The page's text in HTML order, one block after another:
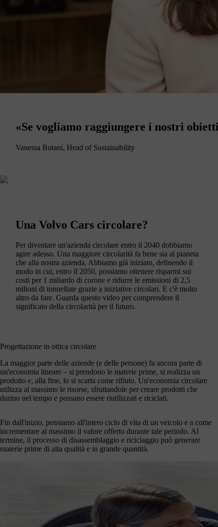
«Se vogliamo raggiungere i nostri
Vanessa Butani, Head of Sustainability
Una Volvo Cars circolare?
Per diventare un'azienda circolare entro il 2040 dobbiamo
agire adesso. Una maggiore circolarità fa bene sia al pianeta
che alla nostra azienda. Abbiamo già iniziato, definendo il
modo in cui, entro il 2050, possiamo ottenere risparmi sui
costi per 1 miliardo di corone e ridurre le emissioni di 2,5
milioni di tonnellate grazie a iniziative circolari. E c'è molto
altro da fare. Guarda questo video per comprendere il
significato della circolarità per il futuro.
Progettazione in ottica circolare
La maggior parte delle aziende (e delle persone) fa ancora parte di
un'economia lineare – si prendono le materie prime, si realizza un
prodotto e, alla fine, lo si scarta come rifiuto. Un'economia circolare
utilizza al massimo le risorse, sfruttandole per creare prodotti che
durino nel tempo e possano essere riutilizzati e riciclati.
Fin dall'inizio, pensiamo all'intero ciclo di vita di un veicolo e a come
incrementare al massimo il valore offerto durante tale periodo. Al
termine, il processo di disassemblaggio e riciclaggio può generare
materie prime di alta qualità e in grande quantità.